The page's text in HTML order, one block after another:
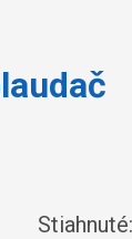
Stiahnuté: